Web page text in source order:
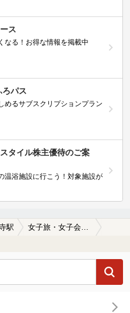
ス
なる！お得な情報を掲載中
ろパス
めるサブスクリプションプラン
タイル株主優待のご案
温浴施設に行こう！対象施設が
駅 女子旅・女子会におすすめの禅昌寺駅近くの温泉、日帰り温泉、スーパー銭湯おすすめ